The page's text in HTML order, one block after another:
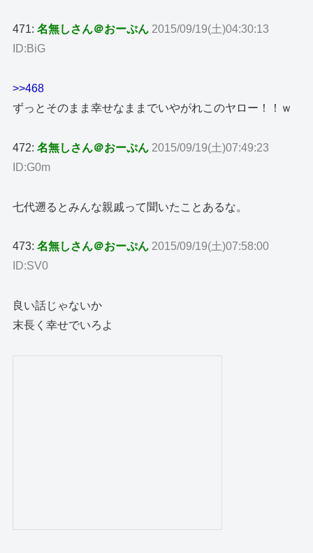
471:名無しさん＠おーぷん 2015/09/19(土)04:30:13
ID:BiG
>>468
ずっとそのまま幸せなままでいやがれこのヤロー！！ｗ
472:名無しさん＠おーぷん 2015/09/19(土)07:49:23
ID:G0m
七代遡るとみんな親戚って聞いたことあるな。
473:名無しさん＠おーぷん 2015/09/19(土)07:58:00
ID:SV0
良い話じゃないか
末長く幸せでいろよ